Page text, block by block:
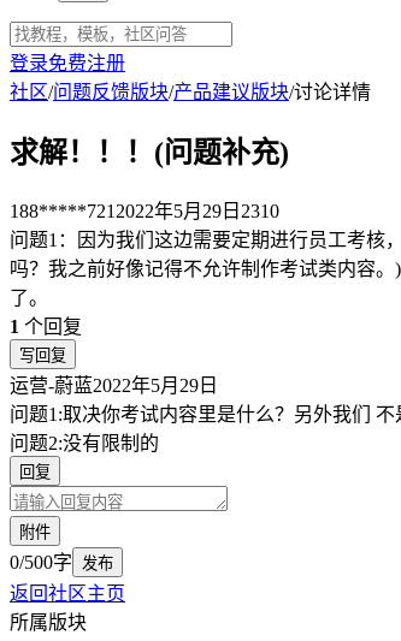
登录免费注册
社区/问题反馈版块/产品建议版块/讨论详情
求解！！！(问题补充)
188*****721 2022年5月29日 2310
问题1：因为我们这边需要定期进行员工考核
吗？我之前好像记得不允许制作考试类内容
了。
1 个回复
写回复
运营-蔚蓝2022年5月29日
问题1:取决你考试内容里是什么？另外我们
问题2:没有限制的
回复
附件
0/500字 发布
返回社区主页
所属版块